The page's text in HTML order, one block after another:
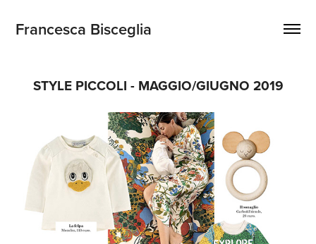
Francesca Bisceglia
STYLE PICCOLI - MAGGIO/GIUGNO 2019